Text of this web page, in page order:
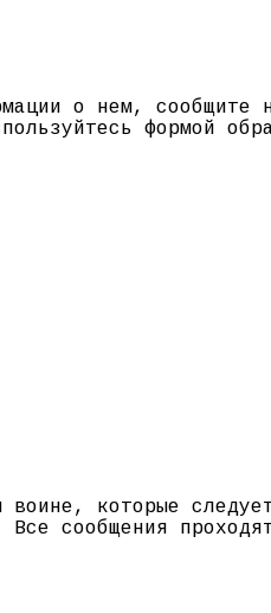
о нем, сообщите
формой
которые
сообщения